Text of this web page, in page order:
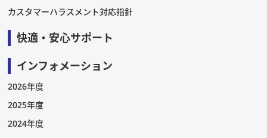
カスタマーハラスメント対応指針
快適・安心サポート
インフォメーション
2026年度
2025年度
2024年度